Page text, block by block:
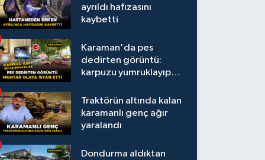
ayrıldı hafızasını
kaybetti
Karaman'da pes
dedirten görüntü:
karpuzu yumruklayıp
kamelyada bıraktılar
Traktörün altında kalan
karamanlı genç ağır
yaralandı
Dondurma aldıktan